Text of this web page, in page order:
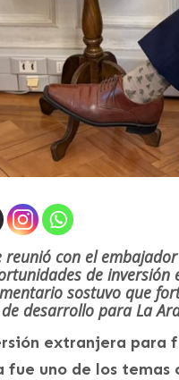
con el
de
sostuvo que
desarrollo para La
extranjera para
uno de los temas